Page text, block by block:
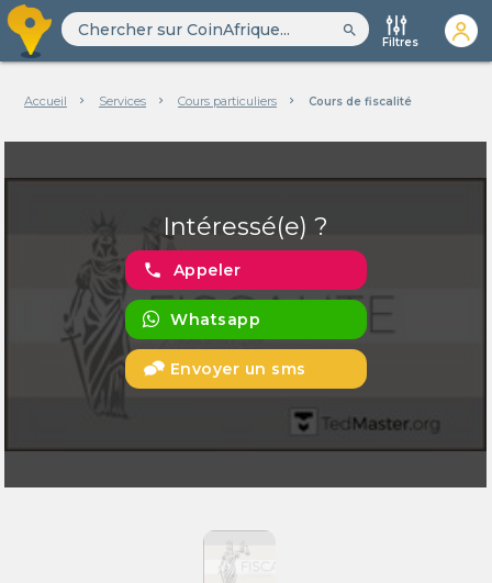
search
Filtres
Accueil Services Cours particuliers Cours de fiscalité
Intéressé(e) ?
phone Appeler
Whatsapp
Envoyer un sms